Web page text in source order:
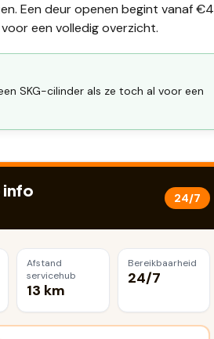
Een deur openen begint vanaf
voor een volledig overzicht.
SKG-cilinder als ze toch al voor een
info 24/7
Afstand
servicehub
13 km
Bereikbaarheid
24/7